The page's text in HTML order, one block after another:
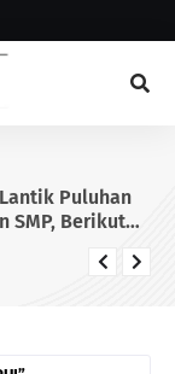
Puluhan
SMP, Berikut